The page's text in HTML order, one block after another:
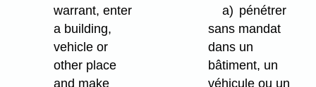
warrant, enter
a building,
vehicle or
other place
and make
a) pénétrer
sans mandat
dans un
bâtiment, un
véhicule ou un